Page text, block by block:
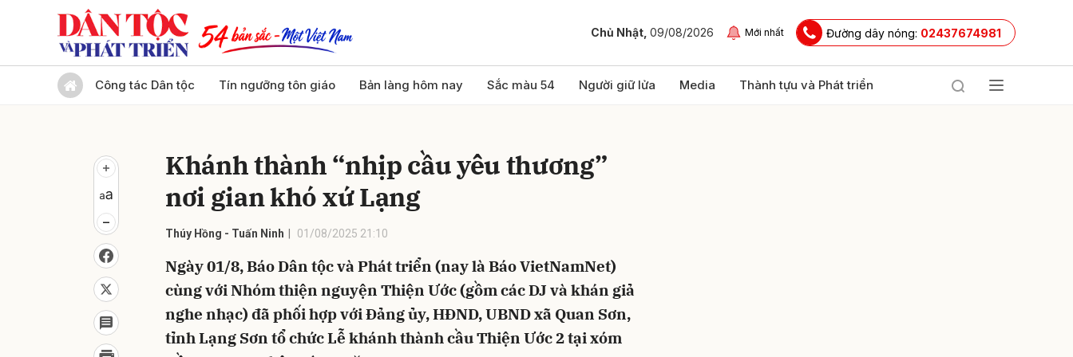
Chủ Nhật, 09/08/2026 Mới nhất Đường dây nóng: 02437674981
Công tác Dân tộc Tín ngưỡng tôn giáo Bản làng hôm nay Sắc màu 54 Người giữ lửa Media Thành tựu và Phát triển
Khánh thành “nhịp cầu yêu thương”
nơi gian khó xứ Lạng
Thúy Hồng - Tuấn Ninh 01/08/2025 21:10
Ngày 01/8, Báo Dân tộc và Phát triển (nay là Báo VietNamNet)
cùng với Nhóm thiện nguyện Thiện Ước (gồm các DJ và khán giả
nghe nhạc) đã phối hợp với Đảng ủy, HĐND, UBND xã Quan Sơn,
tỉnh Lạng Sơn tổ chức Lễ khánh thành cầu Thiện Ước 2 tại xóm
Gửi bình luận